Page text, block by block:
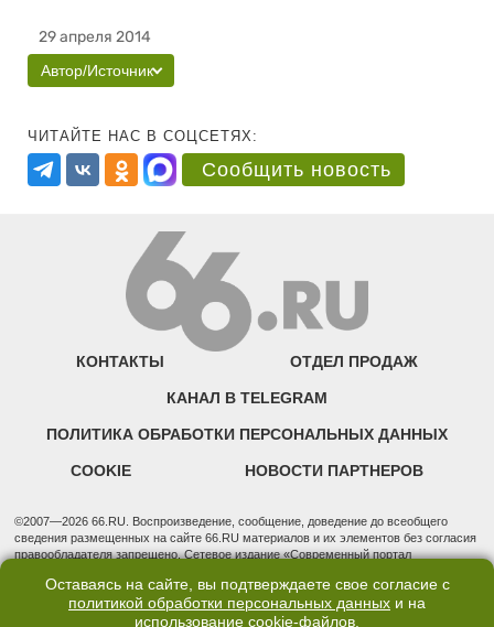
29 апреля 2014
Автор/Источник
ЧИТАЙТЕ НАС В СОЦСЕТЯХ:
Сообщить новость
КОНТАКТЫ ОТДЕЛ ПРОДАЖ
КАНАЛ В TELEGRAM
ПОЛИТИКА ОБРАБОТКИ ПЕРСОНАЛЬНЫХ ДАННЫХ
COOKIE НОВОСТИ ПАРТНЕРОВ
©2007—2026 66.RU. Воспроизведение, сообщение, доведение до всеобщего
сведения размещенных на сайте 66.RU материалов и их элементов без согласия
правообладателя запрещено. Сетевое издание «Современный портал
надзору в сфере связи, информационных технологий и массовых коммуникаций
(Роскомнадзор). Регистрационный номер ЭЛ № ФС 77 - 76634 от 02.09.2019
Учредитель: Общество с ограниченной ответственностью "66.ру". Юридический
Оставаясь на сайте, вы подтверждаете свое согласие с
политикой обработки персональных данных и на
использование cookie-файлов.